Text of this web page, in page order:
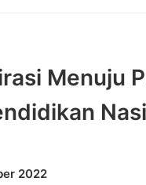
Menuju
2022